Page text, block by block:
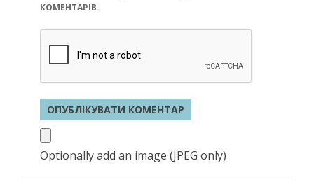
КОМЕНТАРІВ.
Optionally add an image (JPEG only)